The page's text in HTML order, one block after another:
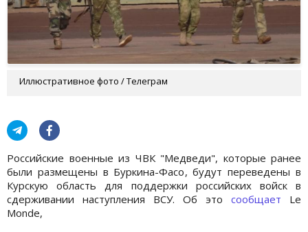
Иллюстративное фото / Телеграм
Российские военные из ЧВК "Медведи", которые ранее
были размещены в Буркина-Фасо, будут переведены в
Курскую область для поддержки российских войск в
сдерживании наступления ВСУ. Об это сообщает Le
Monde,